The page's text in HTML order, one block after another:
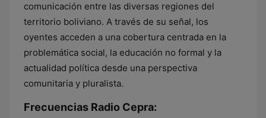
comunicación entre las diversas regiones del
territorio boliviano. A través de su señal, los
oyentes acceden a una cobertura centrada en la
problemática social, la educación no formal y la
actualidad política desde una perspectiva
comunitaria y pluralista.
Frecuencias Radio Cepra: